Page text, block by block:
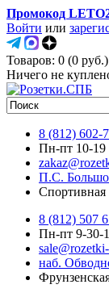
Промокод
Войти или
Товаров: 0 (0 руб.)
Ничего не
8 (812) 602-
Пн-пт 10-19
П.С.
Спортивная
8 (812) 507
Пн-пт 9-30-
наб.